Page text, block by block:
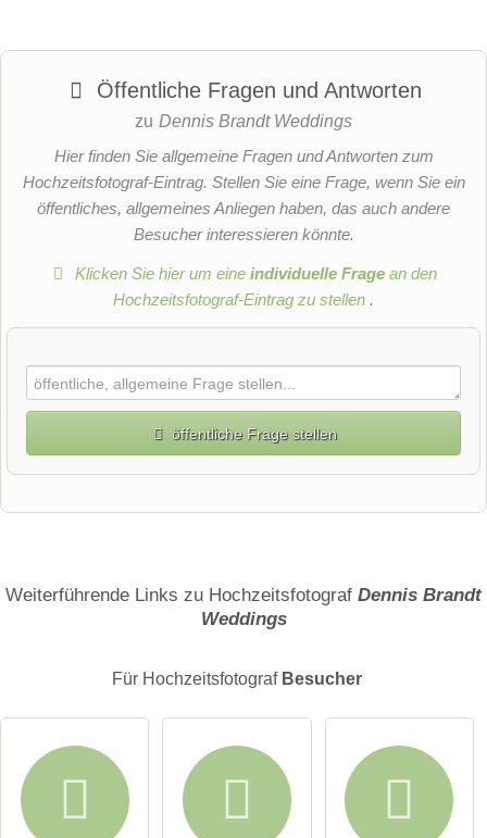
Öffentliche Fragen und Antworten
zu Dennis Brandt Weddings
Hier finden Sie allgemeine Fragen und Antworten zum
Hochzeitsfotograf-Eintrag. Stellen Sie eine Frage, wenn Sie ein
öffentliches, allgemeines Anliegen haben, das auch andere
Besucher interessieren könnte.
Klicken Sie hier um eineindividuelle Frage an den
Hochzeitsfotograf-Eintrag zu stellen .
öffentliche Frage stellen
E-Mail-Adresse (wird nicht veröffentlicht)
Weiterführende Links zu Hochzeitsfotograf Dennis Brandt
Weddings
Für Hochzeitsfotograf Besucher